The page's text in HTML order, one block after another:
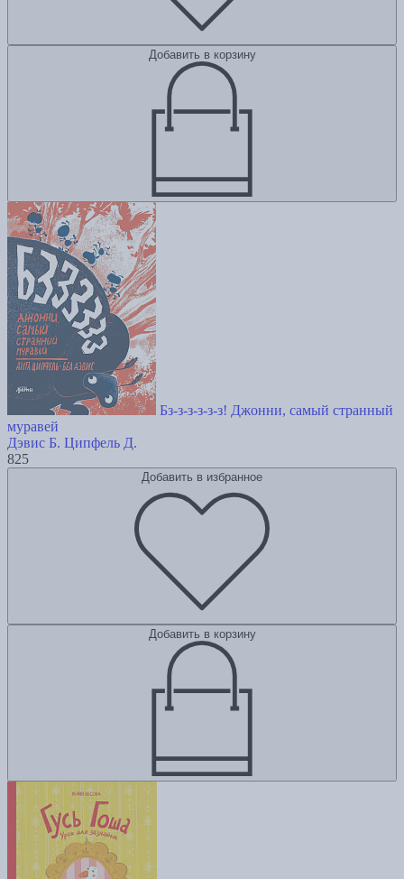
Добавить в корзину
Бз-з-з-з-з-з! Джонни, самый странный
муравей
Дэвис Б. Ципфель Д.
825
Добавить в избранное
Добавить в корзину